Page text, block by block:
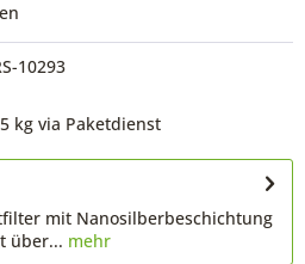
10293
kg via Paketdienst
mit Nanosilberbeschichtung
über... mehr